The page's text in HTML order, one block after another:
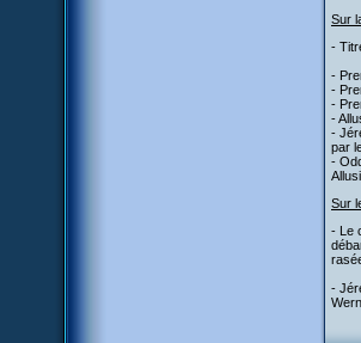
Sur
-
-
-
-
-
-
par
-
Sur
- Le
-